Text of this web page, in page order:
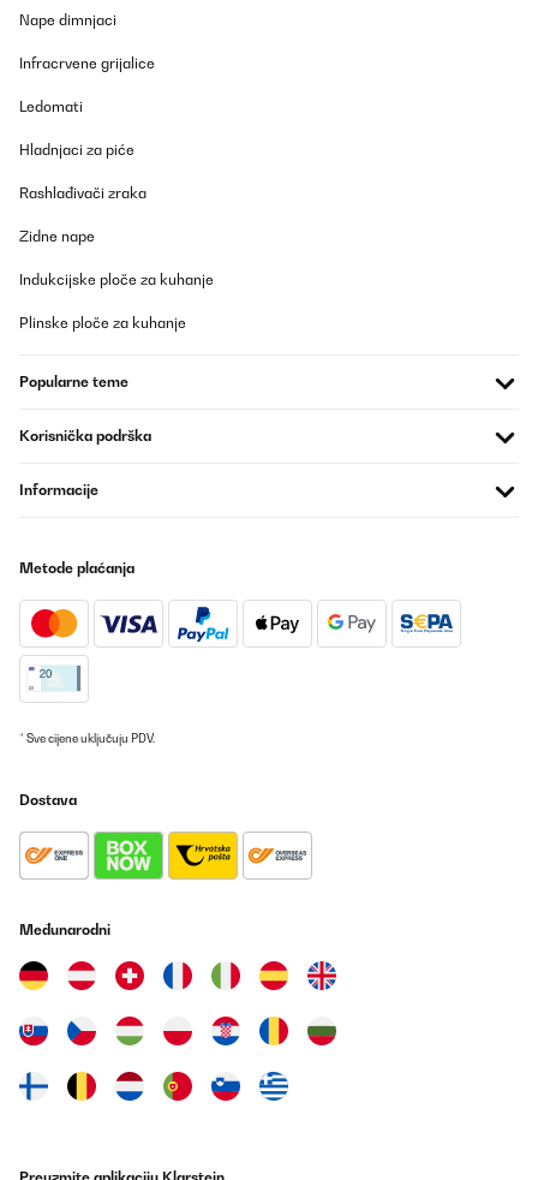
Nape dimnjaci
Infracrvene grijalice
Ledomati
Hladnjaci za piće
Rashlađivači zraka
Zidne nape
Indukcijske ploče za kuhanje
Plinske ploče za kuhanje
Popularne teme
Korisnička podrška
Informacije
Metode plaćanja
* Sve cijene uključuju PDV.
Dostava
Međunarodni